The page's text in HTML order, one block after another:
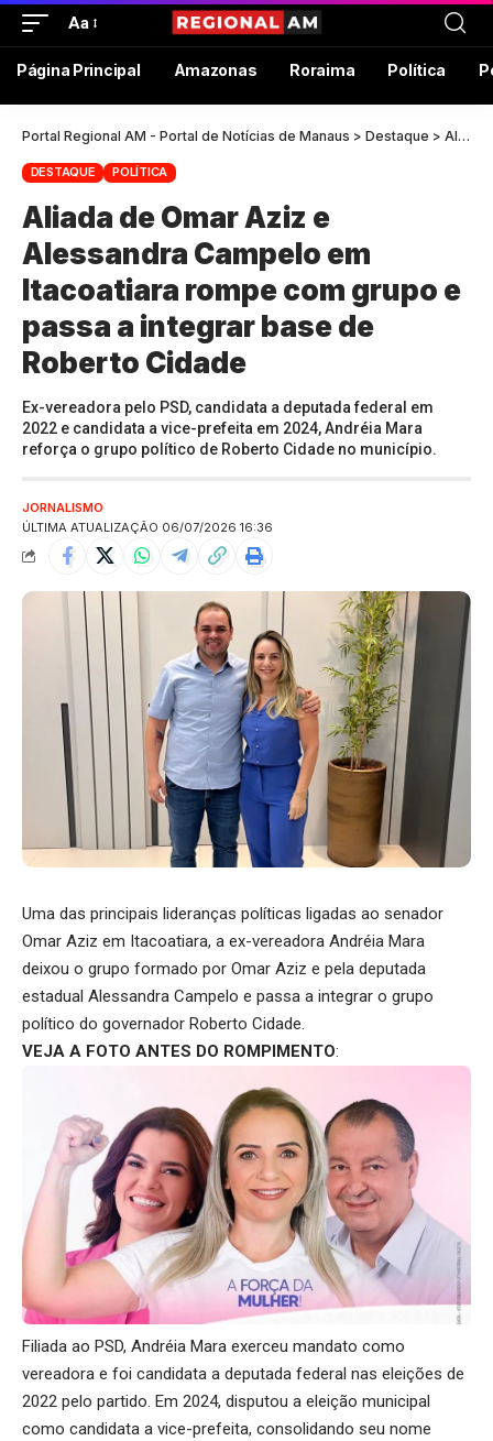
Aa
Página Principal Amazonas Roraima Política
Portal Regional AM - Portal de Notícias de Manaus > Destaque > Aliada de Omar Aziz e Alessandra Campelo em Itacoatiara rompe com grupo e passa a integrar base de Roberto Cidade
DESTAQUE POLÍTICA
Aliada de Omar Aziz e
Alessandra Campelo em
Itacoatiara rompe com grupo e
passa a integrar base de
Roberto Cidade
Ex-vereadora pelo PSD, candidata a deputada federal em
2022 e candidata a vice-prefeita em 2024, Andréia Mara
reforça o grupo político de Roberto Cidade no município.
ÚLTIMA ATUALIZAÇÃO 06/07/2026 16:36
JORNALISMO
Uma das principais lideranças políticas ligadas ao senador
Omar Aziz em Itacoatiara, a ex-vereadora Andréia Mara
deixou o grupo formado por Omar Aziz e pela deputada
estadual Alessandra Campelo e passa a integrar o grupo
político do governador Roberto Cidade.
VEJA A FOTO ANTES DO ROMPIMENTO:
Filiada ao PSD, Andréia Mara exerceu mandato como
vereadora e foi candidata a deputada federal nas eleições de
2022 pelo partido. Em 2024, disputou a eleição municipal
como candidata a vice-prefeita, consolidando seu nome